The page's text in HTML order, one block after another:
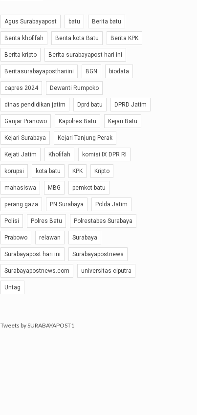
Agus Surabayapost batu Berita batu
Berita khofifah Berita kota Batu Berita KPK
Berita kripto Berita surabayapost hari ini
Beritasurabayaposthariini BGN biodata
capres 2024 Dewanti Rumpoko
dinas pendidikan jatim Dprd batu DPRD Jatim
Ganjar Pranowo Kapolres Batu Kejari Batu
Kejari Surabaya Kejari Tanjung Perak
Kejati Jatim Khofifah komisi IX DPR RI
korupsi kota batu KPK Kripto
mahasiswa MBG pemkot batu
perang gaza PN Surabaya Polda Jatim
Polisi Polres Batu Polrestabes Surabaya
Prabowo relawan Surabaya
Surabayapost hari ini Surabayapostnews
Surabayapostnews.com universitas ciputra
Untag
Tweets by SURABAYAPOST1